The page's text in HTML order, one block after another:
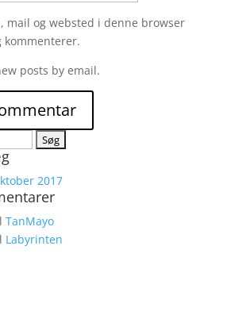
mail og websted i denne browser
posts by email.
2017
TanMayo
Labyrinten